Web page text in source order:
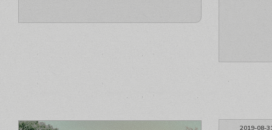
2019-08-